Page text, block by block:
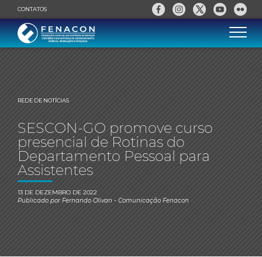
CONTATOS
REDE DE NOTÍCIAS
SESCON-GO promove curso
presencial de Rotinas do
Departamento Pessoal para
Assistentes
13 DE DEZEMBRO DE 2022
Publicado porFernando Olivan- Comunicação Fenacon